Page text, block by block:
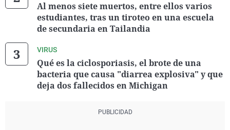
Al menos siete muertos, entre ellos varios
estudiantes, tras un tiroteo en una escuela
de secundaria en Tailandia
VIRUS
Qué es la ciclosporiasis, el brote de una
bacteria que causa "diarrea explosiva" y que
deja dos fallecidos en Michigan